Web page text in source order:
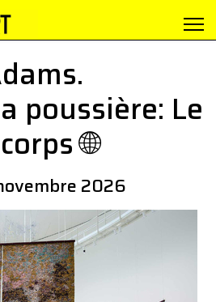
poussière: Le
🌐
2026